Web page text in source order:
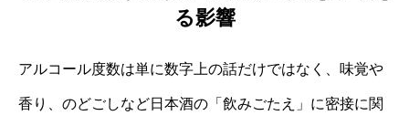
る影響
アルコール度数は単に数字上の話だけではなく、味覚や
香り、のどごしなど日本酒の「飲みごたえ」に密接に関